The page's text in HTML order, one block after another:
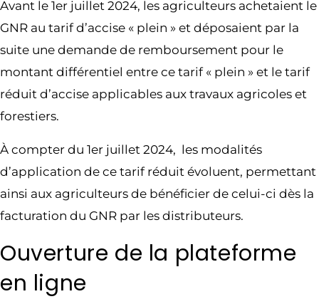
Avant le 1er juillet 2024, les agriculteurs achetaient le
GNR au tarif d’accise « plein » et déposaient par la
suite une demande de remboursement pour le
montant différentiel entre ce tarif « plein » et le tarif
réduit d’accise applicables aux travaux agricoles et
forestiers.
À compter du 1er juillet 2024, les modalités
d’application de ce tarif réduit évoluent, permettant
ainsi aux agriculteurs de bénéficier de celui-ci dès la
facturation du GNR par les distributeurs.
Ouverture de la plateforme
en ligne